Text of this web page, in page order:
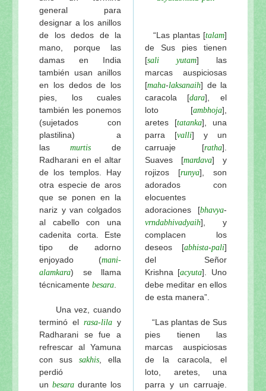
general para
designar a los anillos
de los dedos de la
mano, porque las
damas en India
también usan anillos
en los dedos de los
pies, los cuales
también les ponemos
(sujetados con
plastilina) a
las murtis de
Radharani en el altar
de los templos. Hay
otra especie de aros
que se ponen en la
nariz y van colgados
al cabello con una
cadenita corta. Este
tipo de adorno
enjoyado (mani-
alamkara) se llama
técnicamente besara
Una vez, cuando
terminó el rasa-lila y
Radharani se fue a
refrescar al Yamuna
con sus sakhis , ella
perdió
un besara durante los
“Las plantas [talam]
de Sus pies tienen
[sali yutam] las
marcas auspiciosas
[maha-laksanaih] de la
caracola
[dara], el
loto
[ambhoja],
aretes
[tatanka], una
parra [valli] y un
carruaje
[ratha].
Suaves [mardava] y
rojizos
[runya], son
adorados con
elocuentes
adoraciones
[bhavya-
vrndabhivadyaih], y
complacen los
deseos [abhista-pali]
del Señor
Krishna [acyuta]. Uno
debe meditar en ellos
de esta manera”.
“Las plantas de Sus
pies tienen las
marcas auspiciosas
de la caracola, el
loto, aretes, una
parra y un carruaje.